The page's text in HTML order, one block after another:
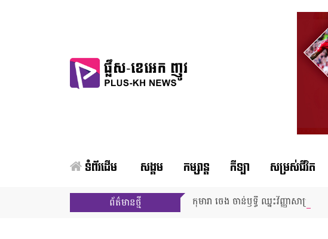
ទំព័រដើម សង្គម កម្សាន្ត កីឡា សម្រស់ជីវិត
ព័ត៌មានថ្មី កុមារា ចេង ចាន់ឫទ្ធី ឈ្នះវិញ្ញាសាប្រអ